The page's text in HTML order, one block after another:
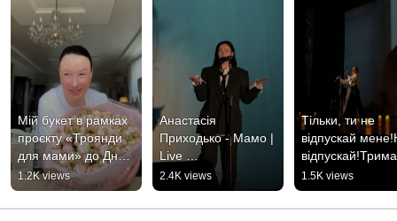
Мій букет в рамках
проєкту «Троянди
для мами» до Дня
Матері💐
#трояндидлямами
#деньматері
1.2K views
Анастасія
Приходько - Мамо |
Live
#анастасіяприходьк
о #мама #концерт
#live #живийзвук
2.4K views
Тільки, ти не
відпускай
о #тримай #live
#концерт
1.5K views